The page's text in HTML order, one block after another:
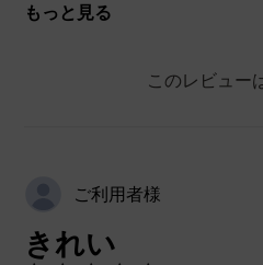
もっと見る
このレビュー
ご利用者様
きれい